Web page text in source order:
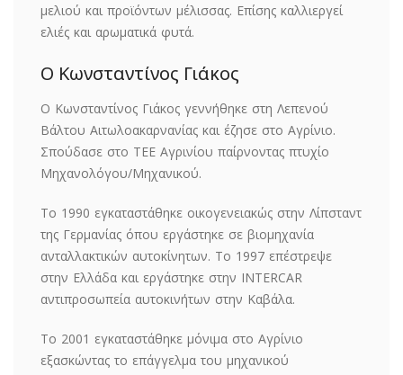
μελιού και προϊόντων μέλισσας. Επίσης καλλιεργεί
ελιές και αρωματικά φυτά.
Ο Κωνσταντίνος Γιάκος
Ο Κωνσταντίνος Γιάκος γεννήθηκε στη Λεπενού
Βάλτου Αιτωλοακαρνανίας και έζησε στο Αγρίνιο.
Σπούδασε στο ΤΕΕ Αγρινίου παίρνοντας πτυχίο
Μηχανολόγου/Μηχανικού.
Το 1990 εγκαταστάθηκε οικογενειακώς στην Λίπσταντ
της Γερμανίας όπου εργάστηκε σε βιομηχανία
ανταλλακτικών αυτοκίνητων. Το 1997 επέστρεψε
στην Ελλάδα και εργάστηκε στην INTERCAR
αντιπροσωπεία αυτοκινήτων στην Καβάλα.
Το 2001 εγκαταστάθηκε μόνιμα στο Αγρίνιο
εξασκώντας το επάγγελμα του μηχανικού